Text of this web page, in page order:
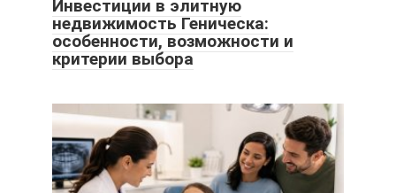
Инвестиции в элитную
недвижимость Геническа:
особенности, возможности и
критерии выбора